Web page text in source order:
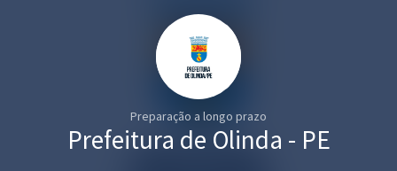
Graduação
Preparação a longo prazo
Prefeitura de Olinda - PE